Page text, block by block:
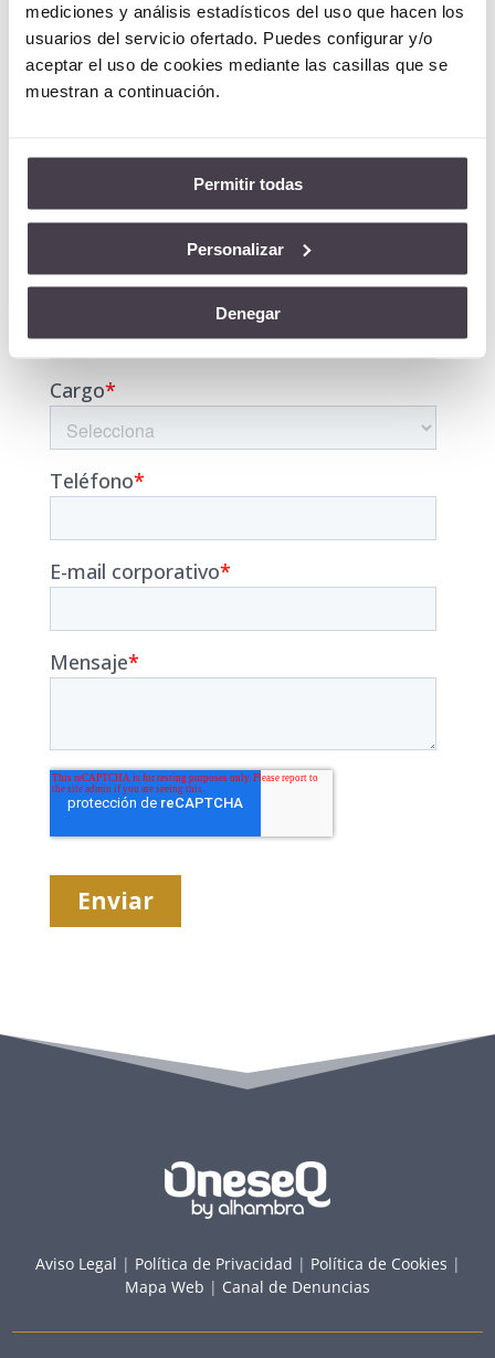
mediciones y análisis estadísticos del uso que hacen los
usuarios del servicio ofertado. Puedes configurar y/o
aceptar el uso de cookies mediante las casillas que se
muestran a continuación.
Permitir todas
Personalizar
Denegar
Formulario:
Aviso Legal | Política de Privacidad | Política de Cookies |
Mapa Web | Canal de Denuncias